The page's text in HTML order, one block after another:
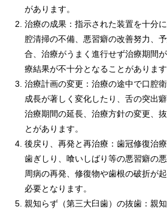
があります。
治療の成果：指示された装置を十分
腔清掃の不備、悪習癖の改善努力、
合、治療がうまく進行せず治療期間
療結果が不十分となることがあります
治療計画の変更：治療の途中で口腔
成長が著しく変化したり、舌の突出
治療期間の延長、治療方針の変更、
とがあります。
後戻り、再発と再治療：歯冠修復治
歯ぎしり、喰いしばり等の悪習癖の
周病の再発、修復物や歯根の破折が
必要となります。
親知らず（第三大臼歯）の抜歯：親